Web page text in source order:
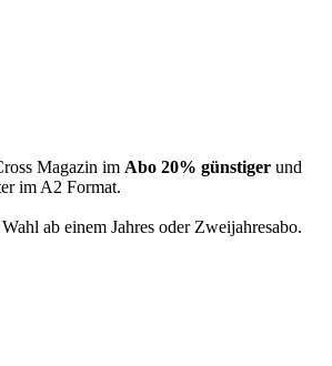
Magazin im Abo 20% günstiger und
im A2 Format.
ab einem Jahres oder Zweijahresabo.